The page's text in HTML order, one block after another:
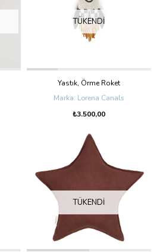
TÜKENDI
Yastık, Örme Roket
Lorena Canals
₺3.500,00
TÜKENDI